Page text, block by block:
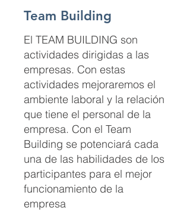
Team Building
El TEAM BUILDING son
actividades dirigidas a las
empresas. Con estas
actividades mejoraremos el
ambiente laboral y la relación
que tiene el personal de la
empresa. Con el Team
Building se potenciará cada
una de las habilidades de los
participantes para el mejor
funcionamiento de la
empresa